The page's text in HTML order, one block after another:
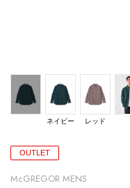
ネイビー レッド
OUTLET
McGREGOR MENS